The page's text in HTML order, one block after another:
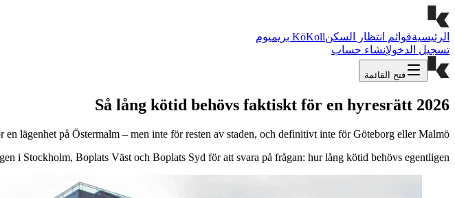
الرئيسيةقوائم انتظار السكنKöKoll بريميوم
تسجيل الدخولإنشاء حساب
فتح القائمة
Så lång kötid behövs faktiskt för en hyresrätt 2026
lägenhet på Östermalm – men inte för resten av staden, och definitivt inte för Göteborg eller Malmö.
i Stockholm, Boplats Väst och Boplats Syd för att svara på frågan: hur lång kötid behövs egentligen?